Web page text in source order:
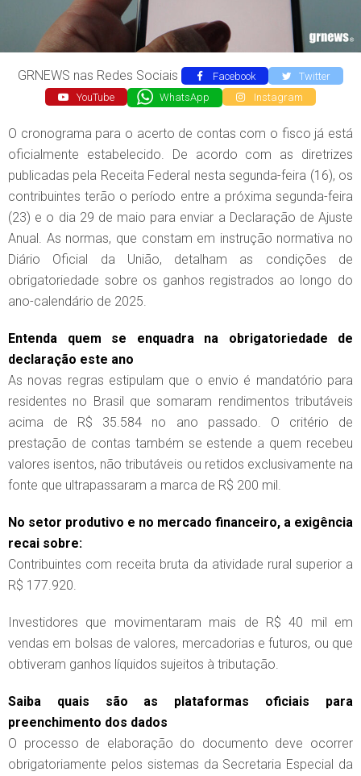
GRNEWS nas Redes Sociais Facebook
Twitter
YouTube
WhatsApp Instagram
O cronograma para o acerto de contas com o fisco já está
oficialmente estabelecido. De acordo com as diretrizes
publicadas pela Receita Federal nesta segunda-feira (16), os
contribuintes terão o período entre a próxima segunda-feira
(23) e o dia 29 de maio para enviar a Declaração de Ajuste
Anual. As normas, que constam em instrução normativa no
Diário Oficial da União, detalham as condições de
obrigatoriedade sobre os ganhos registrados ao longo do
ano-calendário de 2025.
Entenda quem se enquadra na obrigatoriedade de
declaração este ano
As novas regras estipulam que o envio é mandatório para
residentes no Brasil que somaram rendimentos tributáveis
acima de R$ 35.584 no ano passado. O critério de
prestação de contas também se estende a quem recebeu
valores isentos, não tributáveis ou retidos exclusivamente na
fonte que ultrapassaram a marca de R$ 200 mil.
No setor produtivo e no mercado financeiro, a exigência
recai sobre:
Contribuintes com receita bruta da atividade rural superior a
R$ 177.920.
Investidores que movimentaram mais de R$ 40 mil em
vendas em bolsas de valores, mercadorias e futuros, ou que
obtiveram ganhos líquidos sujeitos à tributação.
Saiba quais são as plataformas oficiais para
preenchimento dos dados
O processo de elaboração do documento deve ocorrer
obrigatoriamente pelos sistemas da Secretaria Especial da